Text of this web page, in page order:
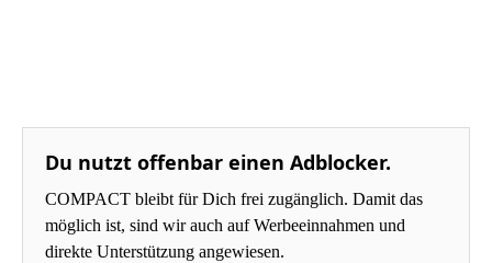
Du nutzt offenbar einen Adblocker.
COMPACT bleibt für Dich frei zugänglich. Damit das
möglich ist, sind wir auch auf Werbeeinnahmen und
direkte Unterstützung angewiesen.